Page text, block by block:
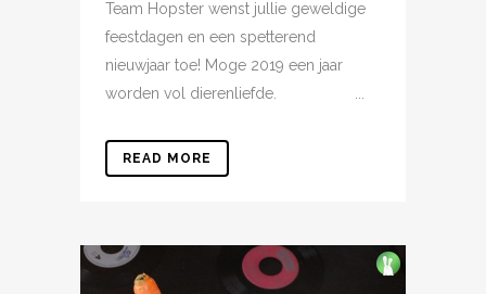
Team Hopster wenst jullie geweldige
feestdagen en een spetterend
nieuwjaar toe! Moge 2019 een jaar
worden vol dierenliefde. ...
READ MORE